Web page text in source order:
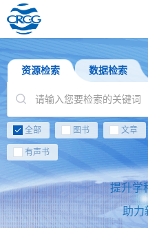
资源检索 数据检索
全部 图书 文章
有声书
提升学
助力